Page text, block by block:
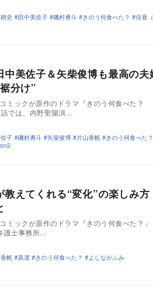
史 田中美佐子 磯村勇斗 きのう何食べた？
佳香
中美佐子＆矢柴俊博も最高の
分け”
ミックが原作のドラマ『きのう何食べた？
では、内野聖陽演…
子 磯村勇斗 矢柴俊博 片山香帆
きのう何食べた？
教えてくれる“変化”の楽しみ
ミックが原作のドラマ『きのう何食べた？
護士事務所…
帆 真凛 きのう何食べた？
よしながふみ